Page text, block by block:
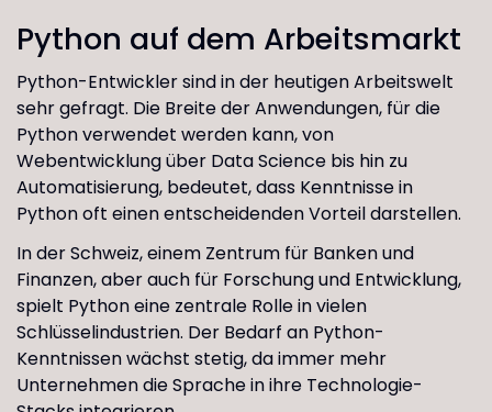
Python auf dem Arbeitsmarkt
Python-Entwickler sind in der heutigen Arbeitswelt
sehr gefragt. Die Breite der Anwendungen, für die
Python verwendet werden kann, von
Webentwicklung über Data Science bis hin zu
Automatisierung, bedeutet, dass Kenntnisse in
Python oft einen entscheidenden Vorteil darstellen.
In der Schweiz, einem Zentrum für Banken und
Finanzen, aber auch für Forschung und Entwicklung,
spielt Python eine zentrale Rolle in vielen
Schlüsselindustrien. Der Bedarf an Python-
Kenntnissen wächst stetig, da immer mehr
Unternehmen die Sprache in ihre Technologie-